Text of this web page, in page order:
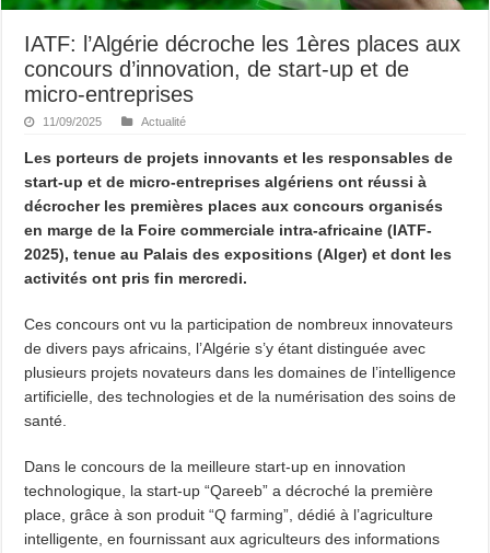
IATF: l’Algérie décroche les 1ères places aux
concours d’innovation, de start-up et de
micro-entreprises
11/09/2025 Actualité
Les porteurs de projets innovants et les responsables de
start-up et de micro-entreprises algériens ont réussi à
décrocher les premières places aux concours organisés
en marge de la Foire commerciale intra-africaine (IATF-
2025), tenue au Palais des expositions (Alger) et dont les
activités ont pris fin mercredi.
Ces concours ont vu la participation de nombreux innovateurs
de divers pays africains, l’Algérie s’y étant distinguée avec
plusieurs projets novateurs dans les domaines de l’intelligence
artificielle, des technologies et de la numérisation des soins de
santé.
Dans le concours de la meilleure start-up en innovation
technologique, la start-up “Qareeb” a décroché la première
place, grâce à son produit “Q farming”, dédié à l’agriculture
intelligente, en fournissant aux agriculteurs des informations